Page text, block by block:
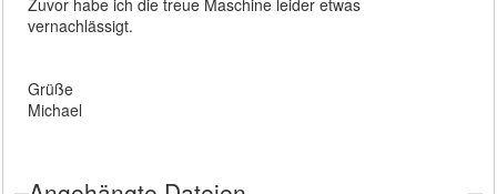
Zuvor habe ich die treue Maschine leider etwas
vernachlässigt.
Grüße
Michael